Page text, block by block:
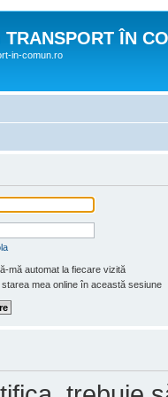
ÎN
in-comun.ro
mă automat la fiecare vizită
mea online în această sesiune